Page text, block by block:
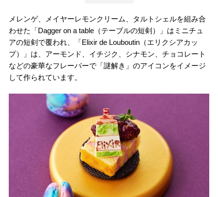
メレンゲ、メイヤーレモンクリーム、タルトシェルを組み合
わせた「Dagger on a table（テーブルの短剣）」はミニチュ
アの短剣で覆われ、「Elixir de Louboutin（エリクシアカッ
プ）」は、アーモンド、イチジク、シナモン、チョコレート
などの豪華なフレーバーで「謎解き」のアイコンをイメージ
して作られています。